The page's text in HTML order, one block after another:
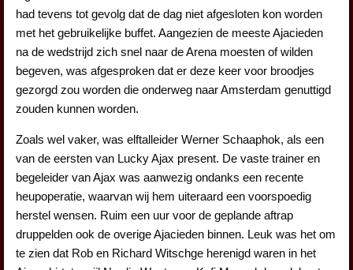
had tevens tot gevolg dat de dag niet afgesloten kon worden
met het gebruikelijke buffet. Aangezien de meeste Ajacieden
na de wedstrijd zich snel naar de Arena moesten of wilden
begeven, was afgesproken dat er deze keer voor broodjes
gezorgd zou worden die onderweg naar Amsterdam genuttigd
zouden kunnen worden.
Zoals wel vaker, was elftalleider Werner Schaaphok, als een
van de eersten van Lucky Ajax present. De vaste trainer en
begeleider van Ajax was aanwezig ondanks een recente
heupoperatie, waarvan wij hem uiteraard een voorspoedig
herstel wensen. Ruim een uur voor de geplande aftrap
druppelden ook de overige Ajacieden binnen. Leuk was het om
te zien dat Rob en Richard Witschge herenigd waren in het